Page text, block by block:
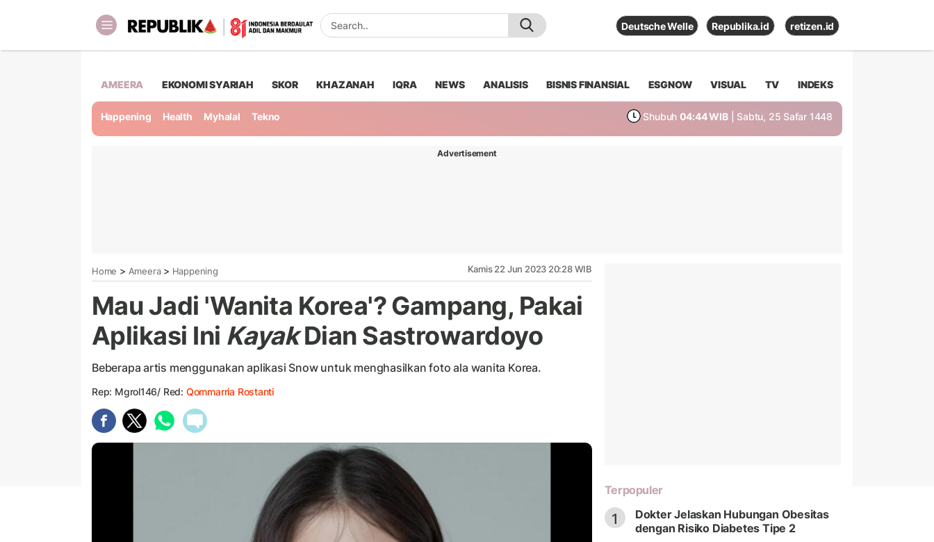
Deutsche Welle Republika.id retizen.id
AMEERA EKONOMI SYARIAH SKOR KHAZANAH IQRA NEWS ANALISIS BISNIS FINANSIAL ESGNOW VISUAL TV INDEKS
Happening Health Myhalal Tekno Shubuh 04:44 WIB | Sabtu, 25 Safar 1448
Advertisement
Home > Ameera> Happening Kamis 22 Jun 2023 20:28 WIB
Mau Jadi 'Wanita Korea'? Gampang, Pakai
Aplikasi Ini KayakDian Sastrowardoyo
Beberapa artis menggunakan aplikasi Snow untuk menghasilkan foto ala wanita Korea.
Rep: Mgrol146/ Red: Qommarria Rostanti
Terpopuler
1
Dokter Jelaskan Hubungan Obesitas
dengan Risiko Diabetes Tipe 2